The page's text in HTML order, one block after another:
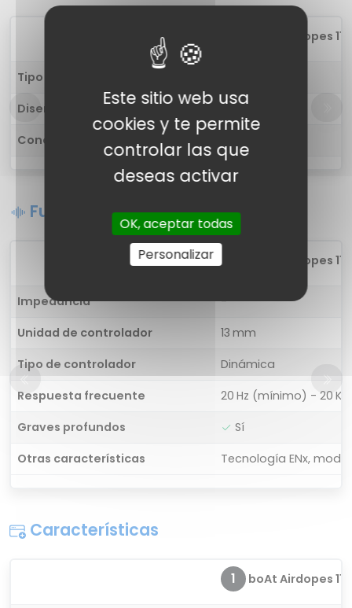
boAt Airdopes 115
Tipo de auricular
Diseño
-
Conectividad
Funciones de sonido
boAt Airdopes 115
Impedancia
-
Unidad de controlador
13 mm
Tipo de controlador
Dinámica
Respuesta frecuente
20 Hz (mínimo) - 20
Graves profundos
Sí
Otras características
Tecnología ENx,
Características
1 boAt Airdopes 115
Este sitio web usa
cookies y te permite
controlar las que
deseas activar
OK, aceptar todas
Personalizar